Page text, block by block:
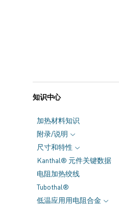
知识中心
加热材料知识
附录/说明
尺寸和特性
Kanthal® 元件关键数据
电阻加热绞线
Tubothal®
低温应用用电阻合金